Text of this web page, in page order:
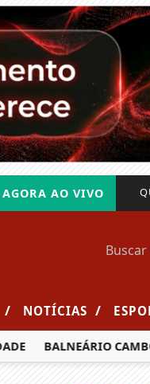
AGORA AO VIVO
/ NOTÍCIAS /
BALNEÁRIO